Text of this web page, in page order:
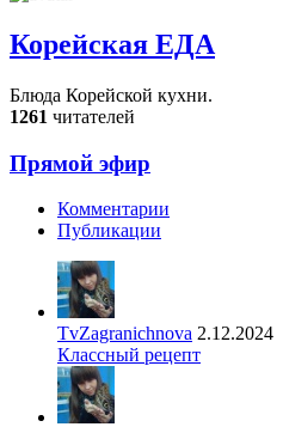
Корейская ЕДА
Блюда Корейской кухни.
1261 читателей
Прямой эфир
Комментарии
Публикации
TvZagranichnova 2.12.2024
Классный рецепт